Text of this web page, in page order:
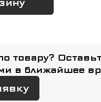
товару?
в ближайшее